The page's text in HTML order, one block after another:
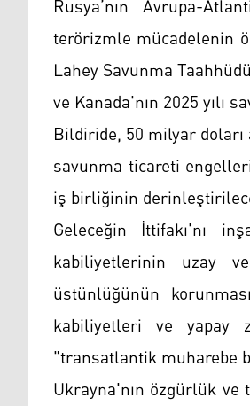
Rusya’nın Avrupa-
terörizmle mücadelenin
Lahey Savunma
ve Kanada'nın 2025 yılı
Bildiride, 50 milyar
savunma ticareti
iş birliğinin
Geleceğin İttifakı'nı
kabiliyetlerinin uzay
üstünlüğünün
kabiliyetleri ve yapay
"transatlantik muharebe
Ukrayna'nın özgürlük